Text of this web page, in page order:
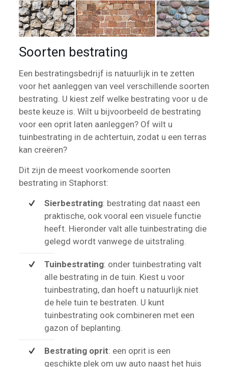
Soorten bestrating
Een bestratingsbedrijf is natuurlijk in te zetten
voor het aanleggen van veel verschillende soorten
bestrating. U kiest zelf welke bestrating voor u de
beste keuze is. Wilt u bijvoorbeeld de bestrating
voor een oprit laten aanleggen? Of wilt u
tuinbestrating in de achtertuin, zodat u een terras
kan creëren?
Dit zijn de meest voorkomende soorten
bestrating in Staphorst:
Sierbestrating: bestrating dat naast een
praktische, ook vooral een visuele functie
heeft. Hieronder valt alle tuinbestrating die
gelegd wordt vanwege de uitstraling.
Tuinbestrating: onder tuinbestrating valt
alle bestrating in de tuin. Kiest u voor
tuinbestrating, dan hoeft u natuurlijk niet
de hele tuin te bestraten. U kunt
tuinbestrating ook combineren met een
gazon of beplanting.
Bestrating oprit: een oprit is een
geschikte plek om uw auto naast het huis